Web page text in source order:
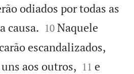
odiados por todas as
causa. 

10 Naquele
escandalizados,
aos outros, 

11 e